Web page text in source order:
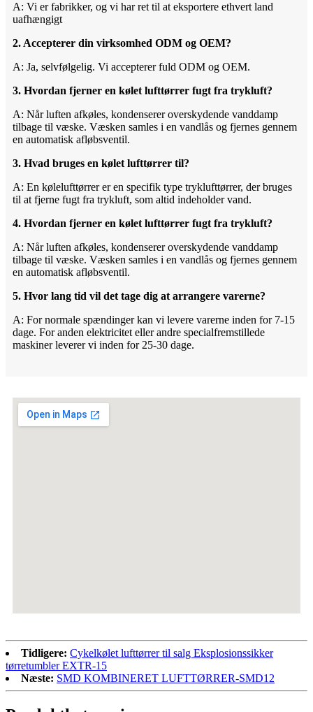
A: Vi er fabrikker, og vi har ret til at eksportere ethvert land
uafhængigt
2. Accepterer din virksomhed ODM og OEM?
A: Ja, selvfølgelig. Vi accepterer fuld ODM og OEM.
3. Hvordan fjerner en kølet lufttørrer fugt fra trykluft?
A: Når luften afkøles, kondenserer overskydende vanddamp
tilbage til væske. Væsken samles i en vandlås og fjernes gennem
en automatisk afløbsventil.
3. Hvad bruges en kølet lufttørrer til?
A: En kølelufttørrer er en specifik type tryklufttørrer, der bruges
til at fjerne fugt fra trykluft, som altid indeholder vand.
4. Hvordan fjerner en kølet lufttørrer fugt fra trykluft?
A: Når luften afkøles, kondenserer overskydende vanddamp
tilbage til væske. Væsken samles i en vandlås og fjernes gennem
en automatisk afløbsventil.
5. Hvor lang tid vil det tage dig at arrangere varerne?
A: For normale spændinger kan vi levere varerne inden for 7-15
dage. For anden elektricitet eller andre specialfremstillede
maskiner leverer vi inden for 25-30 dage.
Tidligere: Cykelkølet lufttørrer til salg Eksplosionssikker
tørretumbler EXTR-15
Næste: SMD KOMBINERET LUFTTØRRER-SMD12